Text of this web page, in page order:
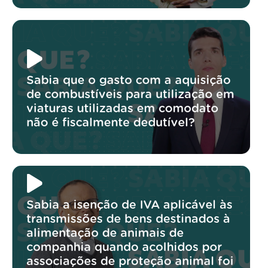
Sabia que o gasto com a aquisição
de combustíveis para utilização em
viaturas utilizadas em comodato
não é fiscalmente dedutível?
Sabia a isenção de IVA aplicável às
transmissões de bens destinados à
alimentação de animais de
companhia quando acolhidos por
associações de proteção animal foi